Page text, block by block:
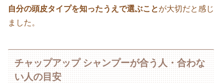
自分の頭皮タイプを知ったうえで選ぶことが大切だと感じ
ました。
チャップアップ シャンプーが合う人・合わな
い人の目安